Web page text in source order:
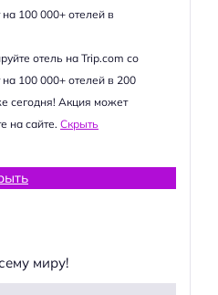
100 000+ отелей в
отель на Trip.com со
100 000+ отелей в 200
сегодня! Акция может
на сайте. Скрыть
миру!